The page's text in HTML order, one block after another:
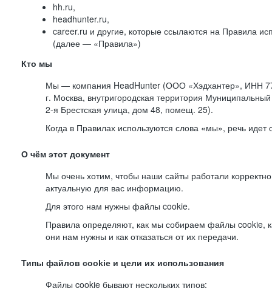
hh.ru,
headhunter.ru,
career.ru и другие, которые ссылаются на Правила
(далее — «Правила»)
Кто мы
Мы — компания HeadHunter (ООО «Хэдхантер», ИНН
г. Москва, внутригородская территория Муниципальный
2-я Брестская улица, дом 48, помещ. 25).
Когда в Правилах используются слова «мы», речь
О чём этот документ
Мы очень хотим, чтобы наши сайты работали
актуальную для вас информацию.
Для этого нам нужны файлы cookie.
Правила определяют, как мы собираем файлы cookie,
они нам нужны и как отказаться от их передачи.
Типы файлов cookie и цели их использования
Файлы cookie бывают нескольких типов: